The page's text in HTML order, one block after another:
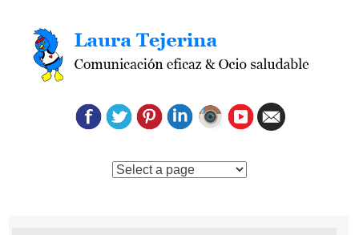
Saltar al contenido